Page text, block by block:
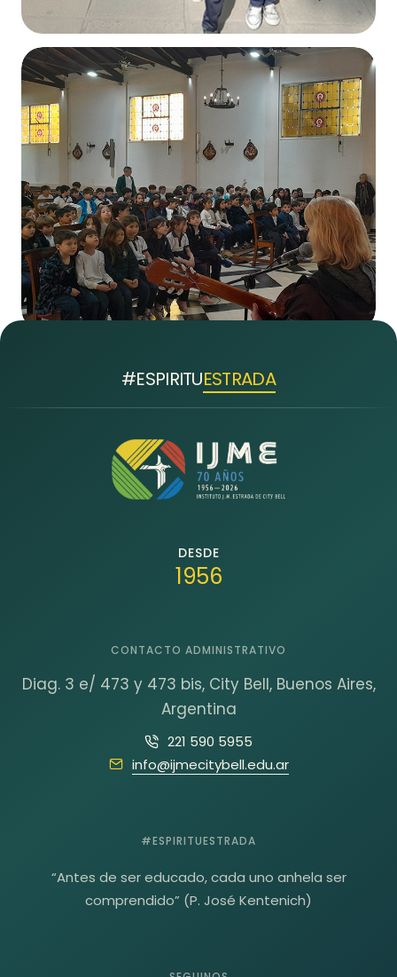
#ESPIRITUESTRADA
DESDE
1956
CONTACTO ADMINISTRATIVO
Diag. 3 e/ 473 y 473 bis, City Bell, Buenos Aires,
Argentina
221 590 5955
info@ijmecitybell.edu.ar
#ESPIRITUESTRADA
“Antes de ser educado, cada uno anhela ser
comprendido” (P. José Kentenich)